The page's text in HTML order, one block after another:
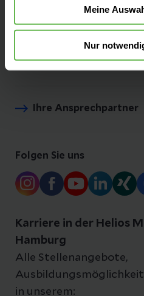
Meine
Nur
Komfortleistungen
Ihre Ansprechpartner
Folgen Sie uns
Karriere in der Helios
Hamburg
Alle Stellenangebote,
in unserem: